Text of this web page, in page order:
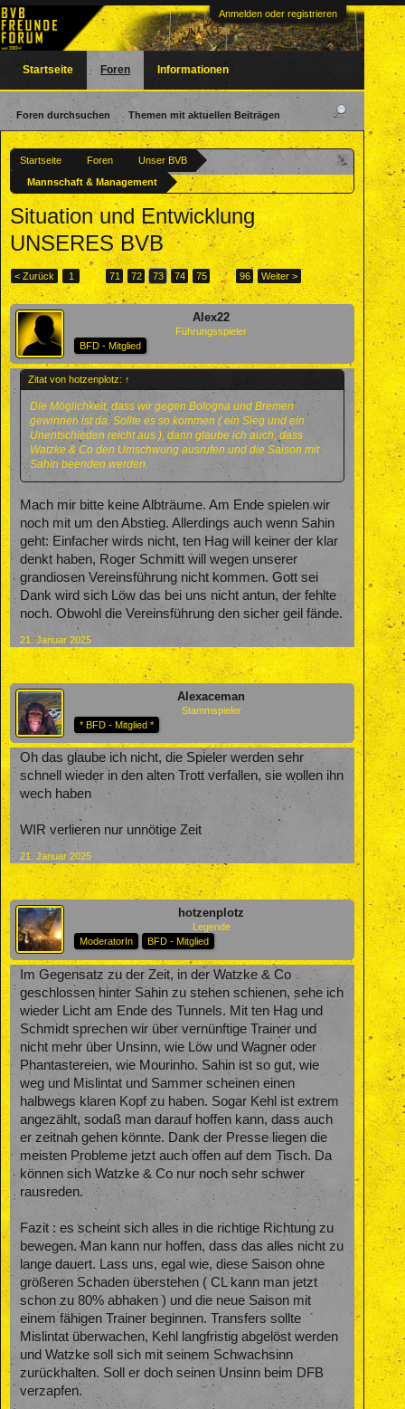
Anmelden oder registrieren
Startseite Foren
Unser BVB
Mannschaft & Management
Situation und Entwicklung
UNSERES BVB
< Zurück 1 ← 71 72 73 74 75 → 96 Weiter >
Alex22
Führungsspieler
BFD - Mitglied
Zitat von hotzenplotz: ↑
Die Möglichkeit, dass wir gegen Bologna und Bremen
gewinnen ist da. Sollte es so kommen ( ein Sieg und ein
Unentschieden reicht aus ), dann glaube ich auch, dass
Watzke & Co den Umschwung ausrufen und die Saison mit
Sahin beenden werden.
Mach mir bitte keine Albträume. Am Ende spielen wir
noch mit um den Abstieg. Allerdings auch wenn Sahin
geht: Einfacher wirds nicht, ten Hag will keiner der klar
denkt haben, Roger Schmitt will wegen unserer
grandiosen Vereinsführung nicht kommen. Gott sei
Dank wird sich Löw das bei uns nicht antun, der fehlte
noch. Obwohl die Vereinsführung den sicher geil fände.
21. Januar 2025
Alexaceman
Stammspieler
* BFD - Mitglied *
Oh das glaube ich nicht, die Spieler werden sehr
schnell wieder in den alten Trott verfallen, sie wollen ihn
wech haben
WIR verlieren nur unnötige Zeit
21. Januar 2025
hotzenplotz
Legende
ModeratorIn
BFD - Mitglied
Im Gegensatz zu der Zeit, in der Watzke & Co
geschlossen hinter Sahin zu stehen schienen, sehe ich
wieder Licht am Ende des Tunnels. Mit ten Hag und
Schmidt sprechen wir über vernünftige Trainer und
nicht mehr über Unsinn, wie Löw und Wagner oder
Phantastereien, wie Mourinho. Sahin ist so gut, wie
weg und Mislintat und Sammer scheinen einen
halbwegs klaren Kopf zu haben. Sogar Kehl ist extrem
angezählt, sodaß man darauf hoffen kann, dass auch
er zeitnah gehen könnte. Dank der Presse liegen die
meisten Probleme jetzt auch offen auf dem Tisch. Da
können sich Watzke & Co nur noch sehr schwer
rausreden.
Fazit : es scheint sich alles in die richtige Richtung zu
bewegen. Man kann nur hoffen, dass das alles nicht zu
lange dauert. Lass uns, egal wie, diese Saison ohne
größeren Schaden überstehen ( CL kann man jetzt
schon zu 80% abhaken ) und die neue Saison mit
einem fähigen Trainer beginnen. Transfers sollte
Mislintat überwachen, Kehl langfristig abgelöst werden
und Watzke soll sich mit seinem Schwachsinn
zurückhalten. Soll er doch seinen Unsinn beim DFB
verzapfen.
Startseite Foren
Foren durchsuchen Themen mit aktuellen Beiträgen
Informationen